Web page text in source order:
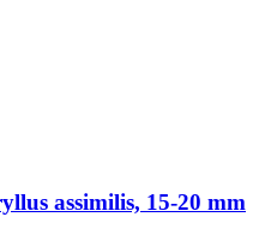
assimilis, 15-20 mm